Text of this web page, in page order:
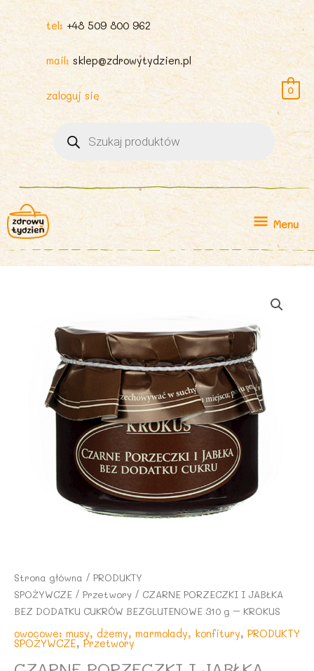
tel: +48 509 800 962
mail: sklep@zdrowytydzien.pl
zaloguj się
produktów
0
Menu
Menu
Strona główna / PRODUKTY
SPOŻYWCZE / Przetwory / CZARNE PORZECZKI I JABŁKA
BEZ DODATKU CUKRÓW BEZGLUTENOWE 310 g – KROKUS
owocowe: musy, dżemy, marmolady, konfitury, PRODUKTY
SPOŻYWCZE, Przetwory